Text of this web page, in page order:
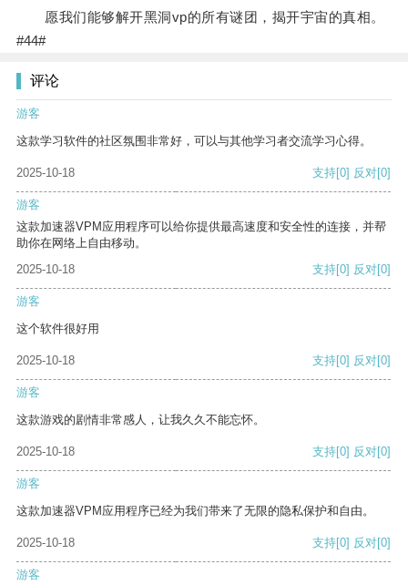
愿我们能够解开黑洞vp的所有谜团，揭开宇宙的真相。
#44#
评论
游客
这款学习软件的社区氛围非常好，可以与其他学习者交流学习心得。
2025-10-18 支持[0] 反对[0]
游客
这款加速器VPM应用程序可以给你提供最高速度和安全性的连接，并帮
助你在网络上自由移动。
2025-10-18
支持[0] 反对[0]
游客
这个软件很好用
2025-10-18 支持[0] 反对[0]
游客
这款游戏的剧情非常感人，让我久久不能忘怀。
2025-10-18 支持[0] 反对[0]
游客
这款加速器VPM应用程序已经为我们带来了无限的隐私保护和自由。
2025-10-18 支持[0] 反对[0]
游客